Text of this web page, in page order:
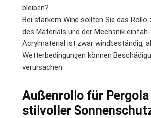
bleiben?
Bei starkem Wind sollten Sie das Rollo
des Materials und der Mechanik einfah-
Acrylmaterial ist zwar windbeständig,
Wetterbedingungen können
verursachen.
Außenrollo für Pergola
stilvoller